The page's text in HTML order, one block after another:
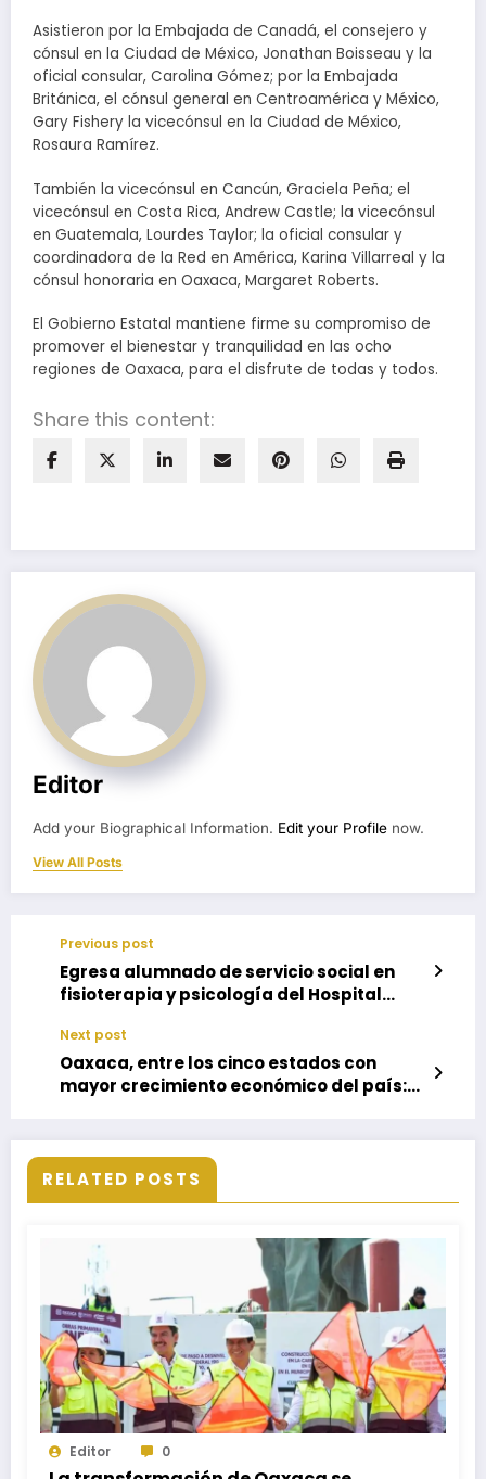
Asistieron por la Embajada de Canadá, el consejero y
cónsul en la Ciudad de México, Jonathan Boisseau y la
oficial consular, Carolina Gómez; por la Embajada
Británica, el cónsul general en Centroamérica y México,
Gary Fishery la vicecónsul en la Ciudad de México,
Rosaura Ramírez.
También la vicecónsul en Cancún, Graciela Peña; el
vicecónsul en Costa Rica, Andrew Castle; la vicecónsul
en Guatemala, Lourdes Taylor; la oficial consular y
coordinadora de la Red en América, Karina Villarreal y la
cónsul honoraria en Oaxaca, Margaret Roberts.
El Gobierno Estatal mantiene firme su compromiso de
promover el bienestar y tranquilidad en las ocho
regiones de Oaxaca, para el disfrute de todas y todos.
Share this content:
Editor
Add your Biographical Information. Edit your Profile now.
View All Posts
Previous post
Egresa alumnado de servicio social en
fisioterapia y psicología del Hospital
Next post
Oaxaca, entre los cinco estados con
mayor crecimiento económico del país:
RELATED POSTS
Editor 0